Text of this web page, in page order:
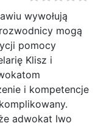
wywołują
mogą
pomocy
Klisz i
i kompetencje
adwokat Iwo